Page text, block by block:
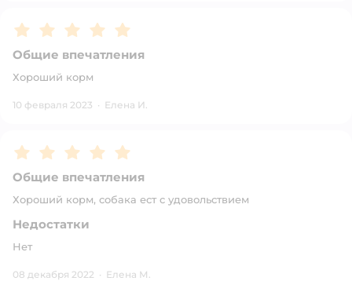
Рейтинг:5
Общие впечатления
Хороший корм
10 февраля 2023 · Елена И.
Рейтинг:5
Общие впечатления
Хороший корм, собака ест с удовольствием
Недостатки
Нет
08 декабря 2022 · Елена М.